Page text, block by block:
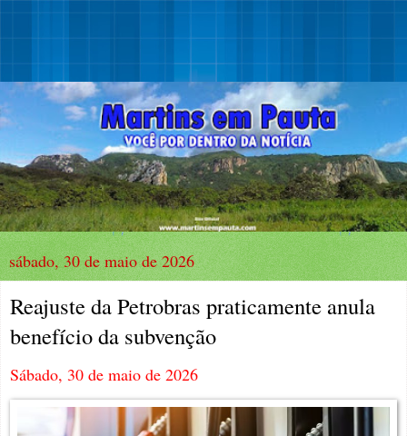
sábado, 30 de maio de 2026
Reajuste da Petrobras praticamente anula
benefício da subvenção
Sábado, 30 de maio de 2026